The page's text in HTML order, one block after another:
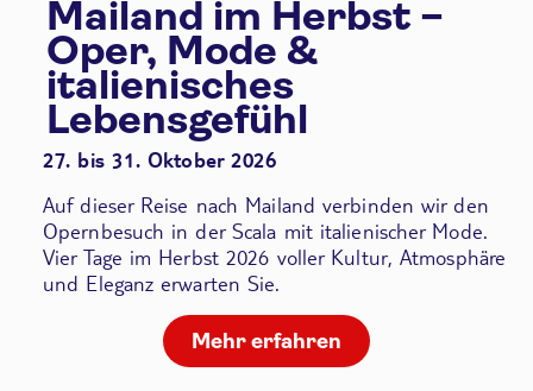
Mailand im Herbst –
Oper, Mode &
italienisches
Lebensgefühl
27. bis 31. Oktober 2026
Auf dieser Reise nach Mailand verbinden wir den
Opernbesuch in der Scala mit italienischer Mode.
Vier Tage im Herbst 2026 voller Kultur, Atmosphäre
und Eleganz erwarten Sie.
Mehr erfahren